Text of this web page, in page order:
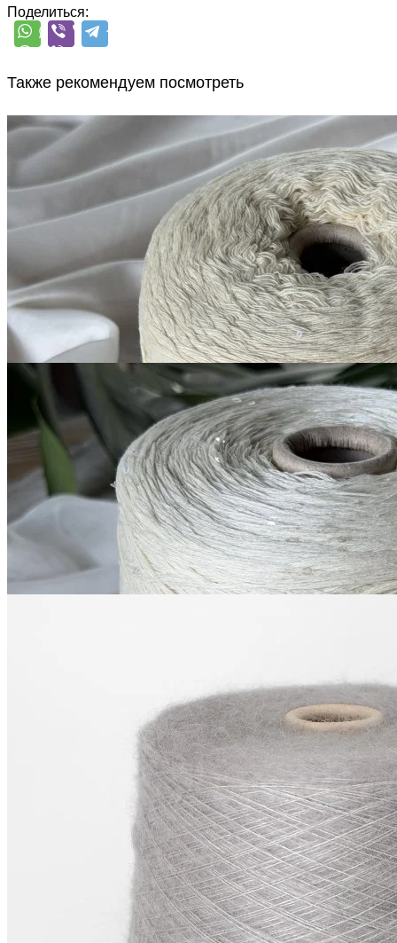
Поделиться:
Также рекомендуем посмотреть
В наличии 11600
Silver Plus
кашемир 10%, меринос 70%, шёлк 20%
+ пайетки
380 м/100 гстарое кружево
1 200₽
за 100 г
Купить
В наличии 3150 гр
Filati Naturali
Lino + Pailettes
лён с пайетками 100%
600 м/100 гбелый молочный
900₽
за 100 г
Купить
850 м/100 гсеребряный с голубым
2 400 ₽
за 100 г
Купить
Filato Italiano